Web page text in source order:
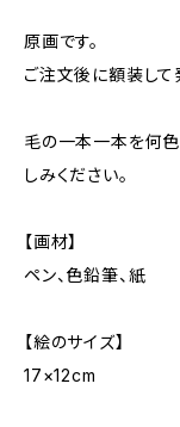
原画です。
ご注文後に額装して
毛の一本一本を何
しみください。
【画材】
ペン、色鉛筆、紙
【絵のサイズ】
17×12cm